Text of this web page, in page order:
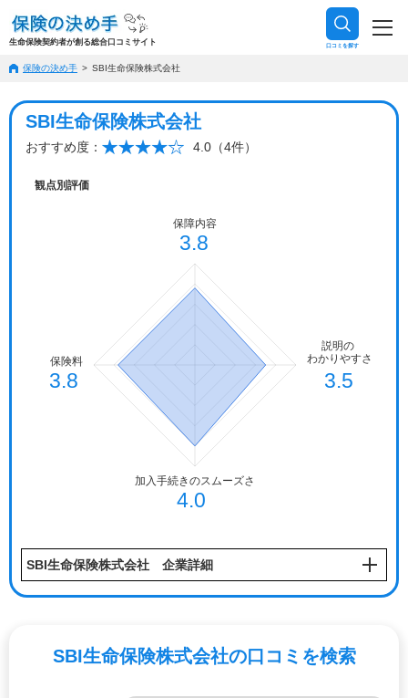
生命保険契約者が創る総合口コミサイト 口コミを探す
保険の決め手 SBI生命保険株式会社
SBI生命保険株式会社
おすすめ度： 4.0（4件）
観点別評価
SBI生命保険株式会社 企業詳細
SBI生命保険株式会社の口コミ を検索